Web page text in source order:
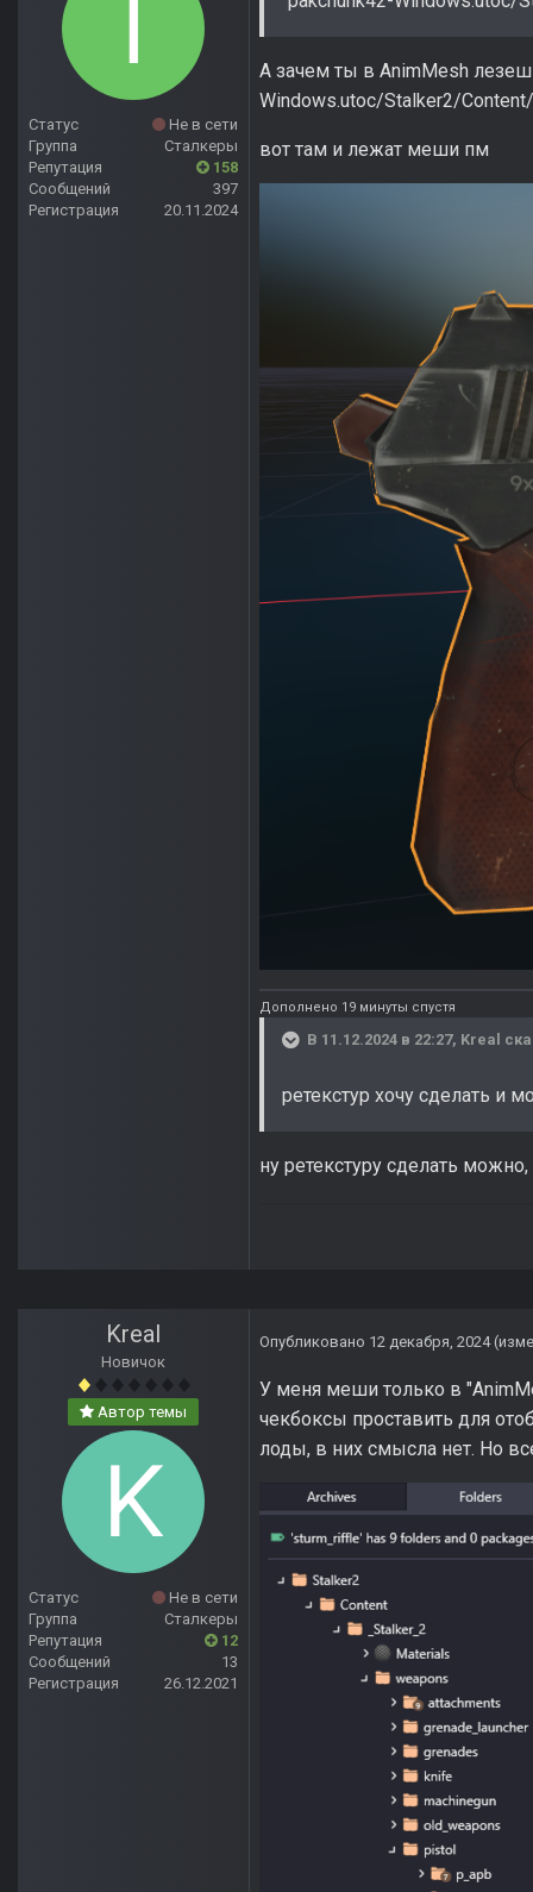
Статус
Не в сети
Группа
Сталкеры
Репутация
158
Сообщений
397
Регистрация
20.11.2024
А зачем ты в AnimMesh
Windows.utoc/Stalker2/
вот там и лежат меши пм
Дополнено 19 минуты спустя
В 11.12.2024 в 22:27, Kreal
ретекстур хочу сделать и
ну ретекстуру сделать
Kreal
Новичок
Автор темы
Статус
Не в сети
Группа
Сталкеры
Репутация
12
Сообщений
13
Регистрация
26.12.2021
Опубликовано 12 декабря, 2024
У меня меши только в
чекбоксы проставить для
лоды, в них смысла нет. Но